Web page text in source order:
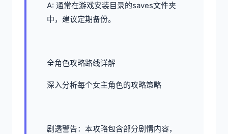
A: 通常在游戏安装目录的saves文件夹
中，建议定期备份。
全角色攻略路线详解
深入分析每个女主角色的攻略策略
剧透警告：本攻略包含部分剧情内容，